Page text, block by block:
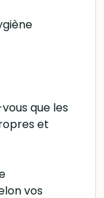
que les
et
vos